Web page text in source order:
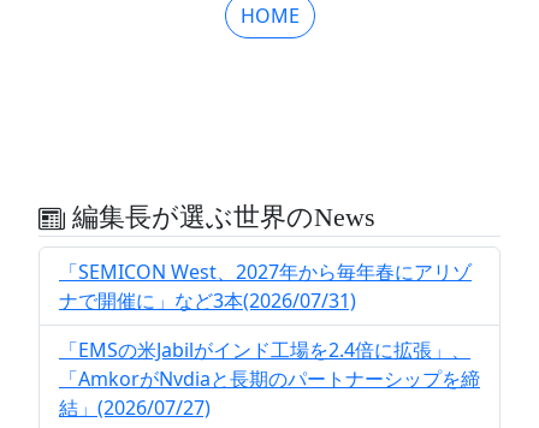
HOME
編集長が選ぶ世界のNews
「SEMICON West、2027年から毎年春にアリゾ
ナで開催に」など3本(2026/07/31)
「EMSの米Jabilがインド工場を2.4倍に拡張」、
「AmkorがNvdiaと長期のパートナーシップを締
結」(2026/07/27)